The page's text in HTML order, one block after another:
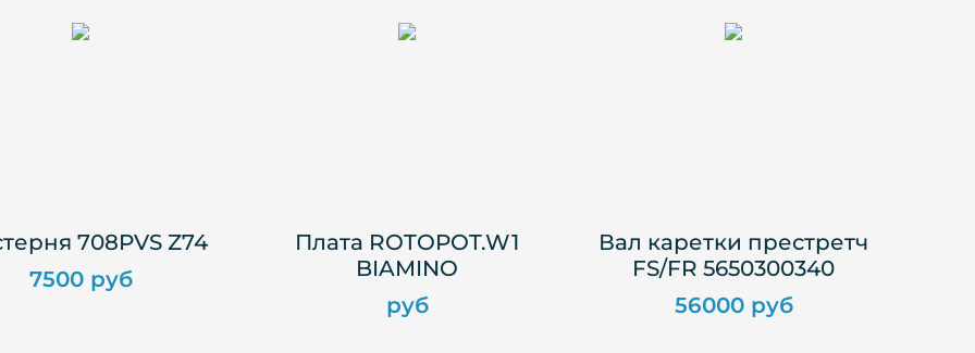
708PVS Z74
7500 руб
Плата ROTOPOT.W1
BIAMINO
руб
Вал каретки престретч
FS/FR 5650300340
56000 руб